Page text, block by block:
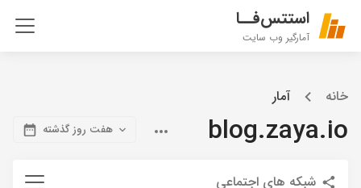
استتس‌فــا
آمارگیر وب سایت
خانه آمار
blog.zaya.io هفت روز گذشته
شبکه های اجتماعی